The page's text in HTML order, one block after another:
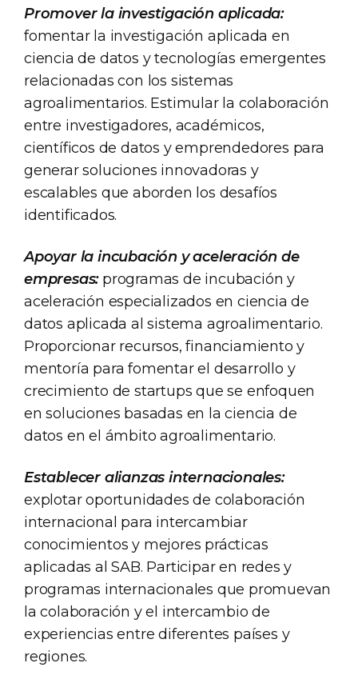
Promover la investigación aplicada:
fomentar la investigación aplicada en
ciencia de datos y tecnologías emergentes
relacionadas con los sistemas
agroalimentarios. Estimular la colaboración
entre investigadores, académicos,
científicos de datos y emprendedores para
generar soluciones innovadoras y
escalables que aborden los desafíos
identificados.
Apoyar la incubación y aceleración de
empresas:programas de incubación y
aceleración especializados en ciencia de
datos aplicada al sistema agroalimentario.
Proporcionar recursos, financiamiento y
mentoría para fomentar el desarrollo y
crecimiento de startups que se enfoquen
en soluciones basadas en la ciencia de
datos en el ámbito agroalimentario.
Establecer alianzas internacionales:
explotar oportunidades de colaboración
internacional para intercambiar
conocimientos y mejores prácticas
aplicadas al SAB. Participar en redes y
programas internacionales que promuevan
la colaboración y el intercambio de
experiencias entre diferentes países y
regiones.